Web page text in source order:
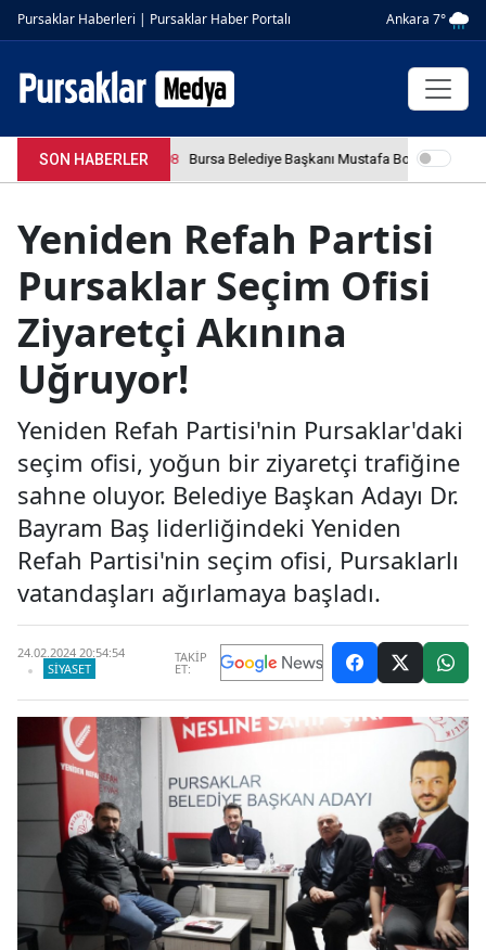
Pursaklar Haberleri | Pursaklar Haber Portalı Ankara 7°
SON HABERLER
4.04.2026 12:36:08 Bursa Belediye Başkanı Mustafa Bozbey
Yeniden Refah Partisi
Pursaklar Seçim Ofisi
Ziyaretçi Akınına
Uğruyor!
Yeniden Refah Partisi'nin Pursaklar'daki
seçim ofisi, yoğun bir ziyaretçi trafiğine
sahne oluyor. Belediye Başkan Adayı Dr.
Bayram Baş liderliğindeki Yeniden
Refah Partisi'nin seçim ofisi, Pursaklarlı
vatandaşları ağırlamaya başladı.
24.02.2024 20:54:54
SIYASET
TAKİP
ET: